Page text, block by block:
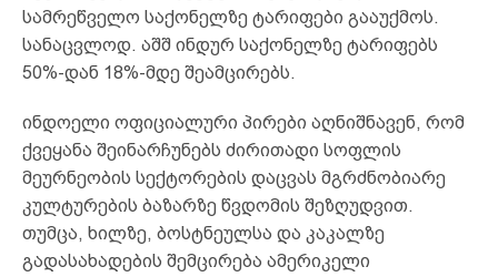
სამრეწველო საქონელზე ტარიფები გააუქმოს.
სანაცვლოდ. აშშ ინდურ საქონელზე ტარიფებს
50%-დან 18%-მდე შეამცირებს.
ინდოელი ოფიციალური პირები აღნიშნავენ, რომ
ქვეყანა შეინარჩუნებს ძირითადი სოფლის
მეურნეობის სექტორების დაცვას მგრძნობიარე
კულტურების ბაზარზე წვდომის შეზღუდვით.
თუმცა, ხილზე, ბოსტნეულსა და კაკალზე
გადასახადების შემცირება ამერიკელი